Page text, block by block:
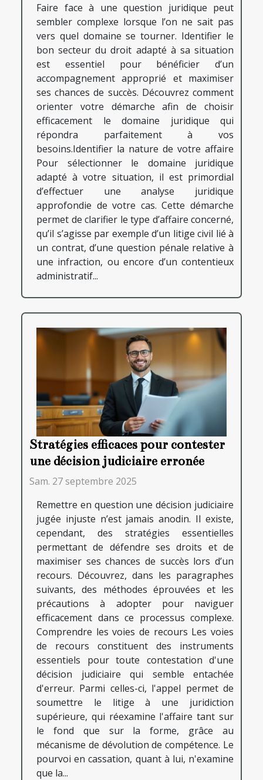
Faire face à une question juridique peut
sembler complexe lorsque l’on ne sait pas
vers quel domaine se tourner. Identifier le
bon secteur du droit adapté à sa situation
est essentiel pour bénéficier d’un
accompagnement approprié et maximiser
ses chances de succès. Découvrez comment
orienter votre démarche afin de choisir
efficacement le domaine juridique qui
répondra parfaitement à vos
besoins.Identifier la nature de votre affaire
Pour sélectionner le domaine juridique
adapté à votre situation, il est primordial
d’effectuer une analyse juridique
approfondie de votre cas. Cette démarche
permet de clarifier le type d’affaire concerné,
qu’il s’agisse par exemple d’un litige civil lié à
un contrat, d’une question pénale relative à
une infraction, ou encore d’un contentieux
administratif...
Stratégies efficaces pour contester
une décision judiciaire erronée
Sam. 27 septembre 2025
Remettre en question une décision judiciaire
jugée injuste n’est jamais anodin. Il existe,
cependant, des stratégies essentielles
permettant de défendre ses droits et de
maximiser ses chances de succès lors d’un
recours. Découvrez, dans les paragraphes
suivants, des méthodes éprouvées et les
précautions à adopter pour naviguer
efficacement dans ce processus complexe.
Comprendre les voies de recours Les voies
de recours constituent des instruments
essentiels pour toute contestation d'une
décision judiciaire qui semble entachée
d'erreur. Parmi celles-ci, l'appel permet de
soumettre le litige à une juridiction
supérieure, qui réexamine l'affaire tant sur
le fond que sur la forme, grâce au
mécanisme de dévolution de compétence. Le
pourvoi en cassation, quant à lui, n'examine
que la...